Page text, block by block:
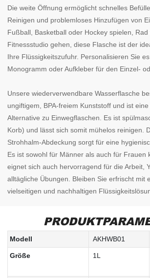
Die weite Öffnung ermöglicht schnelles
Reinigen und problemloses Hinzufügen von
Fußball, Basketball oder Hockey spielen,
Fitnessstudio gehen, diese Flasche ist der
Ihre Flüssigkeitszufuhr. Personalisieren Sie
Monogramm oder Aufkleber für den Einzel-
Unsere wiederverwendbare Wasserflasche
ungiftigem, BPA-freiem Kunststoff und ist
Alternative zu Einwegflaschen. Es ist
Korb) und lässt sich somit mühelos reinigen.
Strohhalm-Abdeckung sorgt für eine
Es ist sowohl für Männer als auch für Frauen
eignet sich auch hervorragend für die Arbeit,
alltägliche Übungen. Bleiben Sie erfrischt mit
vielseitigen und nachhaltigen
Modell AKHWB01
Größe 1L